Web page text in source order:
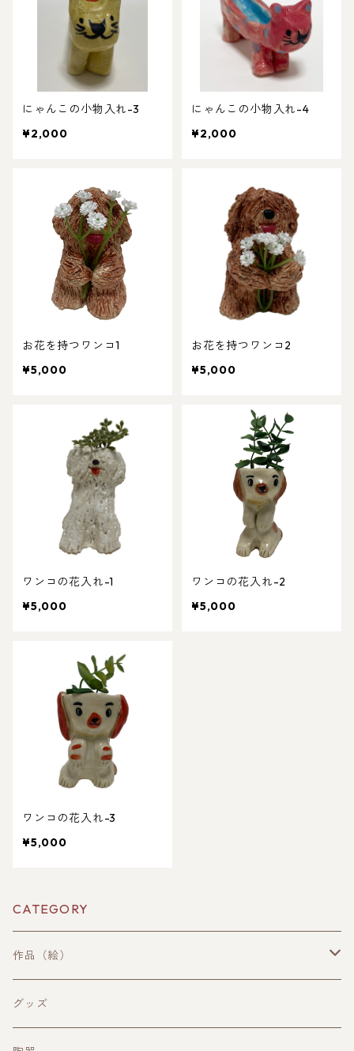
にゃんこの小物入れ-3
¥2,000
にゃんこの小物入れ-4
¥2,000
お花を持つワンコ1
¥5,000
お花を持つワンコ2
¥5,000
ワンコの花入れ-1
¥5,000
ワンコの花入れ-2
¥5,000
ワンコの花入れ-3
¥5,000
CATEGORY
作品（絵）
手描き作品
グッズ